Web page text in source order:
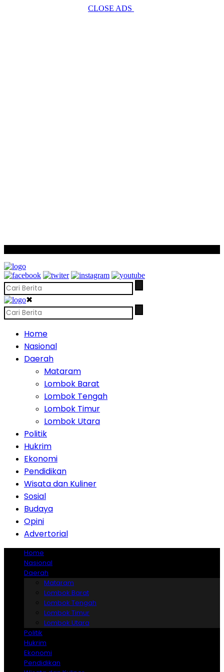
CLOSE ADS
✖
Home
Nasional
Daerah
Mataram
Lombok Barat
Lombok Tengah
Lombok Timur
Lombok Utara
Politik
Hukrim
Ekonomi
Pendidikan
Wisata dan Kuliner
Sosial
Budaya
Opini
Advertorial
Home
Nasional
Daerah
Mataram
Lombok Barat
Lombok Tengah
Lombok Timur
Lombok Utara
Politik
Hukrim
Ekonomi
Pendidikan